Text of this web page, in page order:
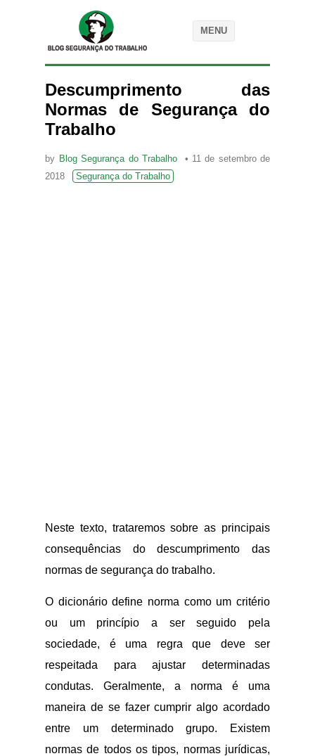
MENU
Descumprimento das
Normas de Segurança do
Trabalho
by Blog Segurança do Trabalho
11 de setembro de
2018
Segurança do Trabalho
Neste texto, trataremos sobre as principais
consequências do descumprimento das
normas de segurança do trabalho.
O dicionário define norma como um critério
ou um princípio a ser seguido pela
sociedade, é uma regra que deve ser
respeitada para ajustar determinadas
condutas. Geralmente, a norma é uma
maneira de se fazer cumprir algo acordado
entre um determinado grupo. Existem
normas de todos os tipos, normas jurídicas,